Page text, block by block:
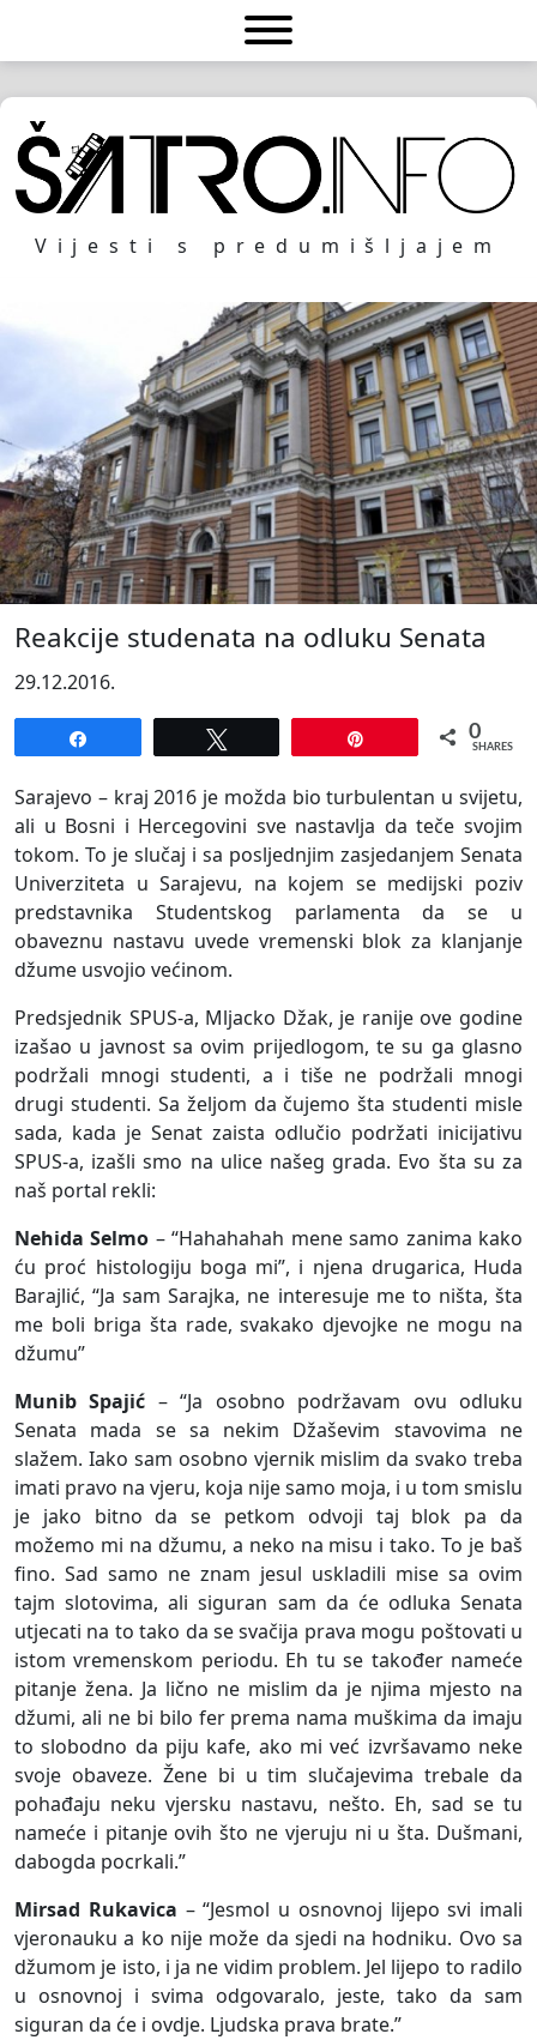
Vijesti s predumišljajem
Reakcije studenata na odluku Senata
29.12.2016.
0
SHARES
Sarajevo – kraj 2016 je možda bio turbulentan u svijetu,
ali u Bosni i Hercegovini sve nastavlja da teče svojim
tokom. To je slučaj i sa posljednjim zasjedanjem Senata
Univerziteta u Sarajevu, na kojem se medijski poziv
predstavnika Studentskog parlamenta da se u
obaveznu nastavu uvede vremenski blok za klanjanje
džume usvojio većinom.
Predsjednik SPUS-a, Mljacko Džak, je ranije ove godine
izašao u javnost sa ovim prijedlogom, te su ga glasno
podržali mnogi studenti, a i tiše ne podržali mnogi
drugi studenti. Sa željom da čujemo šta studenti misle
sada, kada je Senat zaista odlučio podržati inicijativu
SPUS-a, izašli smo na ulice našeg grada. Evo šta su za
naš portal rekli:
Nehida Selmo – “Hahahahah mene samo zanima kako
ću proć histologiju boga mi”, i njena drugarica, Huda
Barajlić, “Ja sam Sarajka, ne interesuje me to ništa, šta
me boli briga šta rade, svakako djevojke ne mogu na
džumu”
Munib Spajić – “Ja osobno podržavam ovu odluku
Senata mada se sa nekim Džaševim stavovima ne
slažem. Iako sam osobno vjernik mislim da svako treba
imati pravo na vjeru, koja nije samo moja, i u tom smislu
je jako bitno da se petkom odvoji taj blok pa da
možemo mi na džumu, a neko na misu i tako. To je baš
fino. Sad samo ne znam jesul uskladili mise sa ovim
tajm slotovima, ali siguran sam da će odluka Senata
utjecati na to tako da se svačija prava mogu poštovati u
istom vremenskom periodu. Eh tu se također nameće
pitanje žena. Ja lično ne mislim da je njima mjesto na
džumi, ali ne bi bilo fer prema nama muškima da imaju
to slobodno da piju kafe, ako mi već izvršavamo neke
svoje obaveze. Žene bi u tim slučajevima trebale da
pohađaju neku vjersku nastavu, nešto. Eh, sad se tu
nameće i pitanje ovih što ne vjeruju ni u šta. Dušmani,
dabogda pocrkali.”
Mirsad Rukavica – “Jesmol u osnovnoj lijepo svi imali
vjeronauku a ko nije može da sjedi na hodniku. Ovo sa
džumom je isto, i ja ne vidim problem. Jel lijepo to radilo
u osnovnoj i svima odgovaralo, jeste, tako da sam
siguran da će i ovdje. Ljudska prava brate.”